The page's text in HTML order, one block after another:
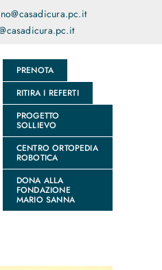
PRENOTA
RITIRA I REFERTI
PROGETTO
SOLLIEVO
CENTRO ORTOPEDIA
ROBOTICA
DONA ALLA
FONDAZIONE
MARIO SANNA